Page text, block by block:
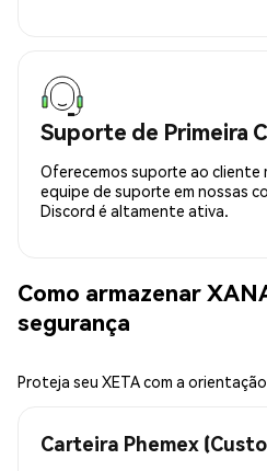
Suporte de Primeira
Oferecemos suporte ao cliente
equipe de suporte em nossas
Discord é altamente ativa.
Como armazenar
segurança
Proteja seu XETA com a
Carteira Phemex